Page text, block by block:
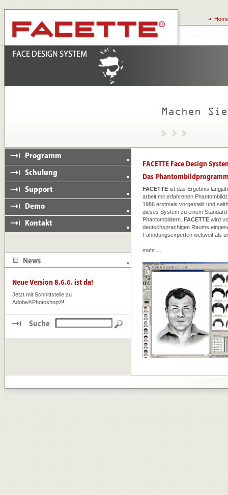
Jetzt mit Schnittstelle zu
Adobe®Photoshop®!
FACETTE ist das Ergebnis
arbeit mit erfahrenen
1986 erstmals vorgestellt und
dieses System zu einem
Phantombildern. FACETTE wird
deutschsprachigen Raums
Fahndungsexperten weltweit als
mehr ...